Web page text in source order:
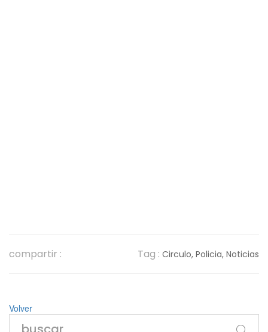
compartir : Tag : Circulo, Policia, Noticias
Volver